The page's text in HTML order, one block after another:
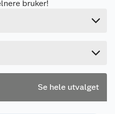
bruker!
Se hele utvalget